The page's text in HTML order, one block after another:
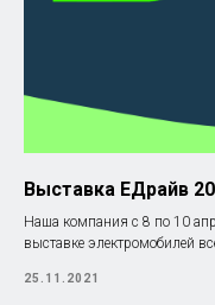
Выставка ЕДрайв
Наша компания с 8 по 10
выставке электромобилей
25.11.2021